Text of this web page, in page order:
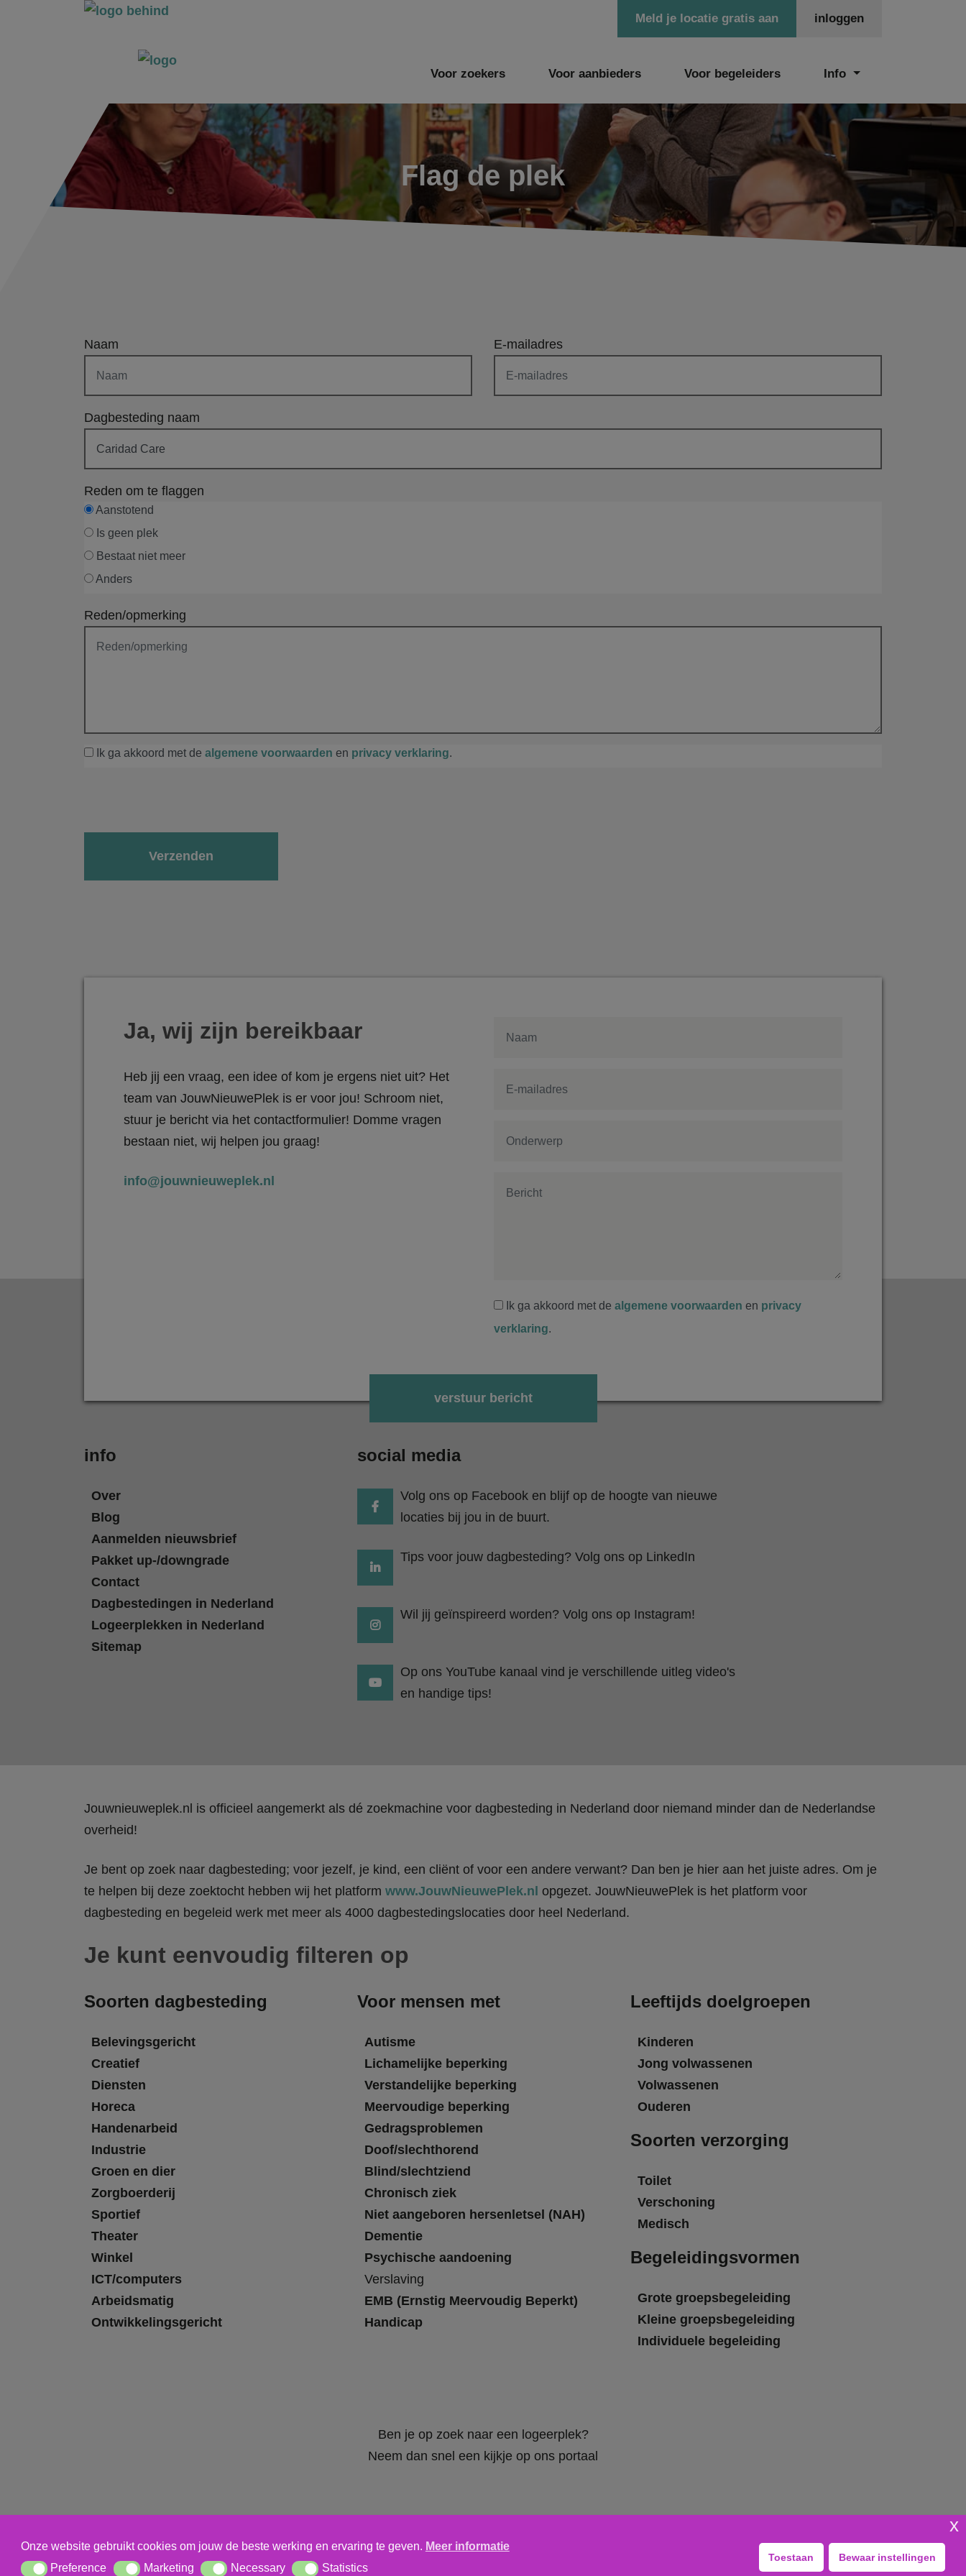
inloggen
Meld je locatie gratis aan
Voor zoekers Voor aanbieders Voor begeleiders Info
Flag de plek
Naam E-mailadres
Dagbesteding naam
Reden om te flaggen
Aanstotend
Is geen plek
Bestaat niet meer
Anders
Reden/opmerking
Ik ga akkoord met de algemene voorwaarden en privacy verklaring.
Ja, wij zijn bereikbaar
Heb jij een vraag, een idee of kom je ergens niet uit? Het
team van JouwNieuwePlek is er voor jou! Schroom niet,
stuur je bericht via het contactformulier! Domme vragen
bestaan niet, wij helpen jou graag!
info@jouwnieuweplek.nl
Ik ga akkoord met de algemene voorwaarden en privacy
verklaring.
info
Over
Blog
Aanmelden nieuwsbrief
Pakket up-/downgrade
Contact
Dagbestedingen in Nederland
Logeerplekken in Nederland
Sitemap
social media
Volg ons op Facebook en blijf op de hoogte van nieuwe
locaties bij jou in de buurt.
Tips voor jouw dagbesteding? Volg ons op LinkedIn
Wil jij geïnspireerd worden? Volg ons op Instagram!
Op ons YouTube kanaal vind je verschillende uitleg video's
en handige tips!
Jouwnieuweplek.nl is officieel aangemerkt als dé zoekmachine voor dagbesteding in Nederland door niemand minder dan de Nederlandse
overheid!
Je bent op zoek naar dagbesteding; voor jezelf, je kind, een cliënt of voor een andere verwant? Dan ben je hier aan het juiste adres. Om je
te helpen bij deze zoektocht hebben wij het platform www.JouwNieuwePlek.nl opgezet. JouwNieuwePlek is het platform voor
dagbesteding en begeleid werk met meer als 4000 dagbestedingslocaties door heel Nederland.
Je kunt eenvoudig filteren op
Soorten dagbesteding
Belevingsgericht
Creatief
Diensten
Horeca
Handenarbeid
Industrie
Groen en dier
Zorgboerderij
Sportief
Theater
Winkel
ICT/computers
Arbeidsmatig
Ontwikkelingsgericht
Voor mensen met
Autisme
Lichamelijke beperking
Verstandelijke beperking
Meervoudige beperking
Gedragsproblemen
Doof/slechthorend
Blind/slechtziend
Chronisch ziek
Niet aangeboren hersenletsel (NAH)
Dementie
Psychische aandoening
Verslaving
EMB (Ernstig Meervoudig Beperkt)
Handicap
Ben je op zoek naar een logeerplek?
Neem dan snel een kijkje op ons portaal
Leeftijds doelgroepen
Kinderen
Jong volwassenen
Volwassenen
Ouderen
Soorten verzorging
Toilet
Verschoning
Medisch
Begeleidingsvormen
Grote groepsbegeleiding
Kleine groepsbegeleiding
Individuele begeleiding
Algemene voorwaarden
Onze website gebruikt cookies om jouw de beste werking en ervaring te geven. Meer informatie
PreferencePreference MarketingMarketing NecessaryNecessary StatisticsStatistics
Toestaan Bewaar instellingen
x